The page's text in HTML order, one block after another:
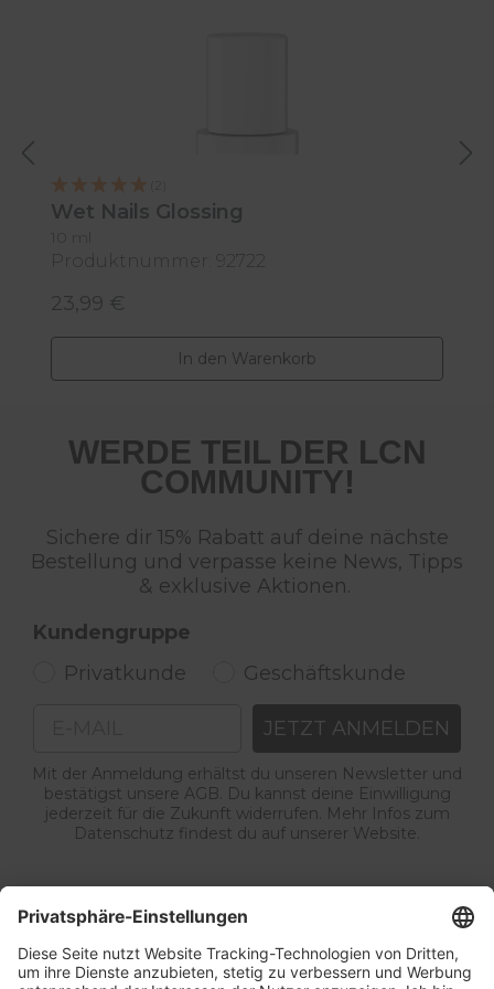
Wet Nails Glossing
Produktnummer: 92722
Regulärer Preis:
23,99 €
In den Warenkorb
WERDE TEIL DER LCN
COMMUNITY!
Sichere dir 15% Rabatt auf deine nächste
Bestellung und verpasse keine News, Tipps
& exklusive Aktionen.
Kundengruppe
Privatkunde
Geschäftskunde
JETZT ANMELDEN
Mit der Anmeldung erhältst du unseren Newsletter und
bestätigst unsere AGB. Du kannst deine Einwilligung
jederzeit für die Zukunft widerrufen. Mehr Infos zum
Datenschutz findest du auf unserer Website.